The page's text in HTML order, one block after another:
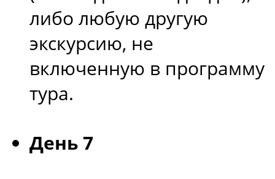
либо любую другую
экскурсию, не
включенную в программу
тура.
День 7